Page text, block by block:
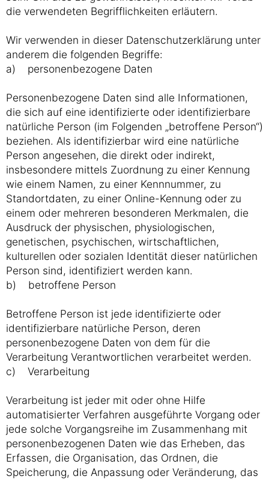
die verwendeten Begrifflichkeiten erläutern.
Wir verwenden in dieser Datenschutzerklärung unter
anderem die folgenden Begriffe:
a) personenbezogene Daten
Personenbezogene Daten sind alle Informationen,
die sich auf eine identifizierte oder identifizierbare
natürliche Person (im Folgenden „betroffene Person“)
beziehen. Als identifizierbar wird eine natürliche
Person angesehen, die direkt oder indirekt,
insbesondere mittels Zuordnung zu einer Kennung
wie einem Namen, zu einer Kennnummer, zu
Standortdaten, zu einer Online-Kennung oder zu
einem oder mehreren besonderen Merkmalen, die
Ausdruck der physischen, physiologischen,
genetischen, psychischen, wirtschaftlichen,
kulturellen oder sozialen Identität dieser natürlichen
Person sind, identifiziert werden kann.
b) betroffene Person
Betroffene Person ist jede identifizierte oder
identifizierbare natürliche Person, deren
personenbezogene Daten von dem für die
Verarbeitung Verantwortlichen verarbeitet werden.
c) Verarbeitung
Verarbeitung ist jeder mit oder ohne Hilfe
automatisierter Verfahren ausgeführte Vorgang oder
jede solche Vorgangsreihe im Zusammenhang mit
personenbezogenen Daten wie das Erheben, das
Erfassen, die Organisation, das Ordnen, die
Speicherung, die Anpassung oder Veränderung, das